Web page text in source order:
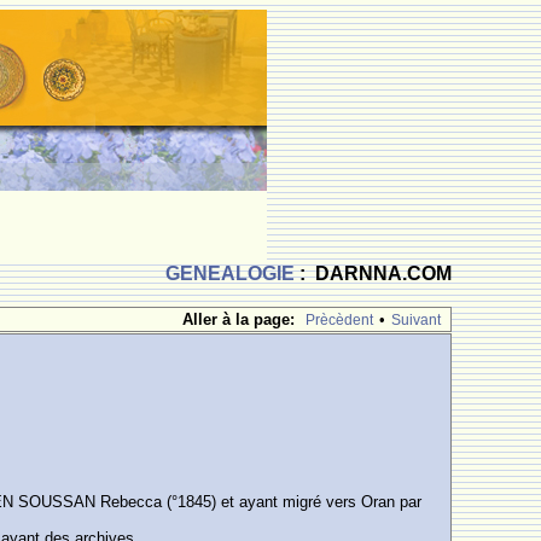
GENEALOGIE: DARNNA.COM
Aller à la page: Prècèdent • Suivant
SOUSSAN Rebecca (°1845) et ayant migré vers Oran par